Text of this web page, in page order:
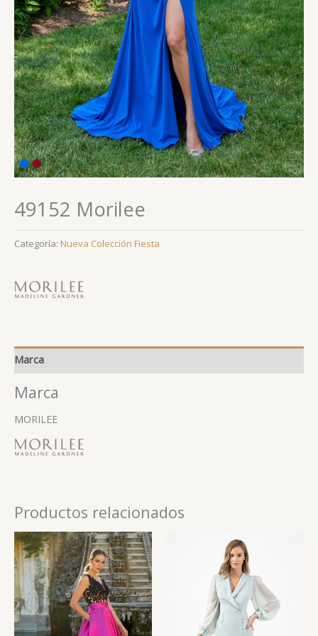
49152 Morilee
Categoría: Nueva Colección Fiesta
Marca
Marca
MORILEE
Productos relacionados